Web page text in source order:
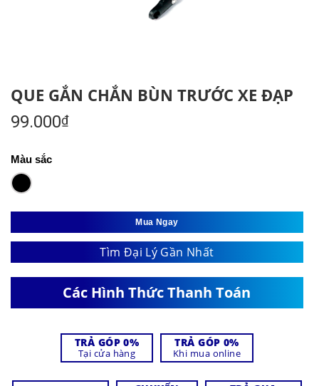
QUE GẮN CHẮN BÙN TRƯỚC XE ĐẠP
99.000₫
Màu sắc
Mua Ngay
Tìm Đại Lý Gần Nhất
Các Hình Thức Thanh Toán
TRẢ GÓP 0%
Tại cửa hàng
TRẢ GÓP 0%
Khi mua online